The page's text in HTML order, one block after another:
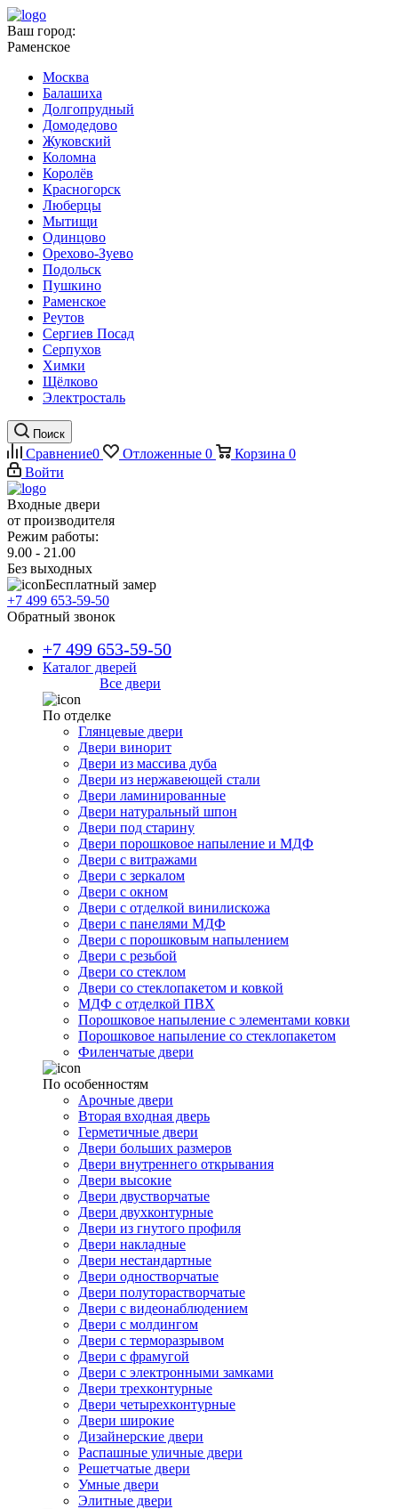
Ваш город:
Раменское
Москва
Балашиха
Долгопрудный
Домодедово
Жуковский
Коломна
Королёв
Красногорск
Люберцы
Мытищи
Одинцово
Орехово-Зуево
Подольск
Пушкино
Раменское
Реутов
Сергиев Посад
Серпухов
Химки
Щёлково
Электросталь
Поиск
Сравнение0 Отложенные 0 Корзина 0
Войти
Входные двери
от производителя
Режим работы:
9.00 - 21.00
Без выходных
Бесплатный замер
+7 499 653-59-50
Обратный звонок
+7 499 653-59-50
Каталог дверей
Все двери
По отделке
Глянцевые двери
Двери винорит
Двери из массива дуба
Двери из нержавеющей стали
Двери ламинированные
Двери натуральный шпон
Двери под старину
Двери порошковое напыление и МДФ
Двери с витражами
Двери с зеркалом
Двери с окном
Двери с отделкой винилискожа
Двери с панелями МДФ
Двери с порошковым напылением
Двери с резьбой
Двери со стеклом
Двери со стеклопакетом и ковкой
МДФ с отделкой ПВХ
Порошковое напыление с элементами ковки
Порошковое напыление со стеклопакетом
Филенчатые двери
По особенностям
Арочные двери
Вторая входная дверь
Герметичные двери
Двери больших размеров
Двери внутреннего открывания
Двери высокие
Двери двустворчатые
Двери двухконтурные
Двери из гнутого профиля
Двери накладные
Двери нестандартные
Двери одностворчатые
Двери полуторастворчатые
Двери с видеонаблюдением
Двери с молдингом
Двери с терморазрывом
Двери с фрамугой
Двери с электронными замками
Двери трехконтурные
Двери четырехконтурные
Двери широкие
Дизайнерские двери
Распашные уличные двери
Решетчатые двери
Умные двери
Элитные двери